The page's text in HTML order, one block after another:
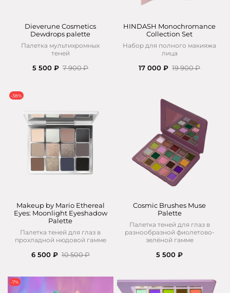
Dieverune Cosmetics
Dewdrops palette
Палетка мультихромных
теней
5 500 ₽ 7 900 ₽
HINDASH Monochromance
Collection Set
Набор для полного макияжа
лица
17 000 ₽ 19 900 ₽
-38%
Makeup by Mario Ethereal
Eyes: Moonlight Eyeshadow
Palette
Палетка теней для глаз в
прохладной нюдовой гамме
6 500 ₽ 10 500 ₽
Cosmic Brushes Muse
Palette
Палетка теней для глаз в
разнообразной фиолетово-
зелёной гамме
5 500 ₽
-7%